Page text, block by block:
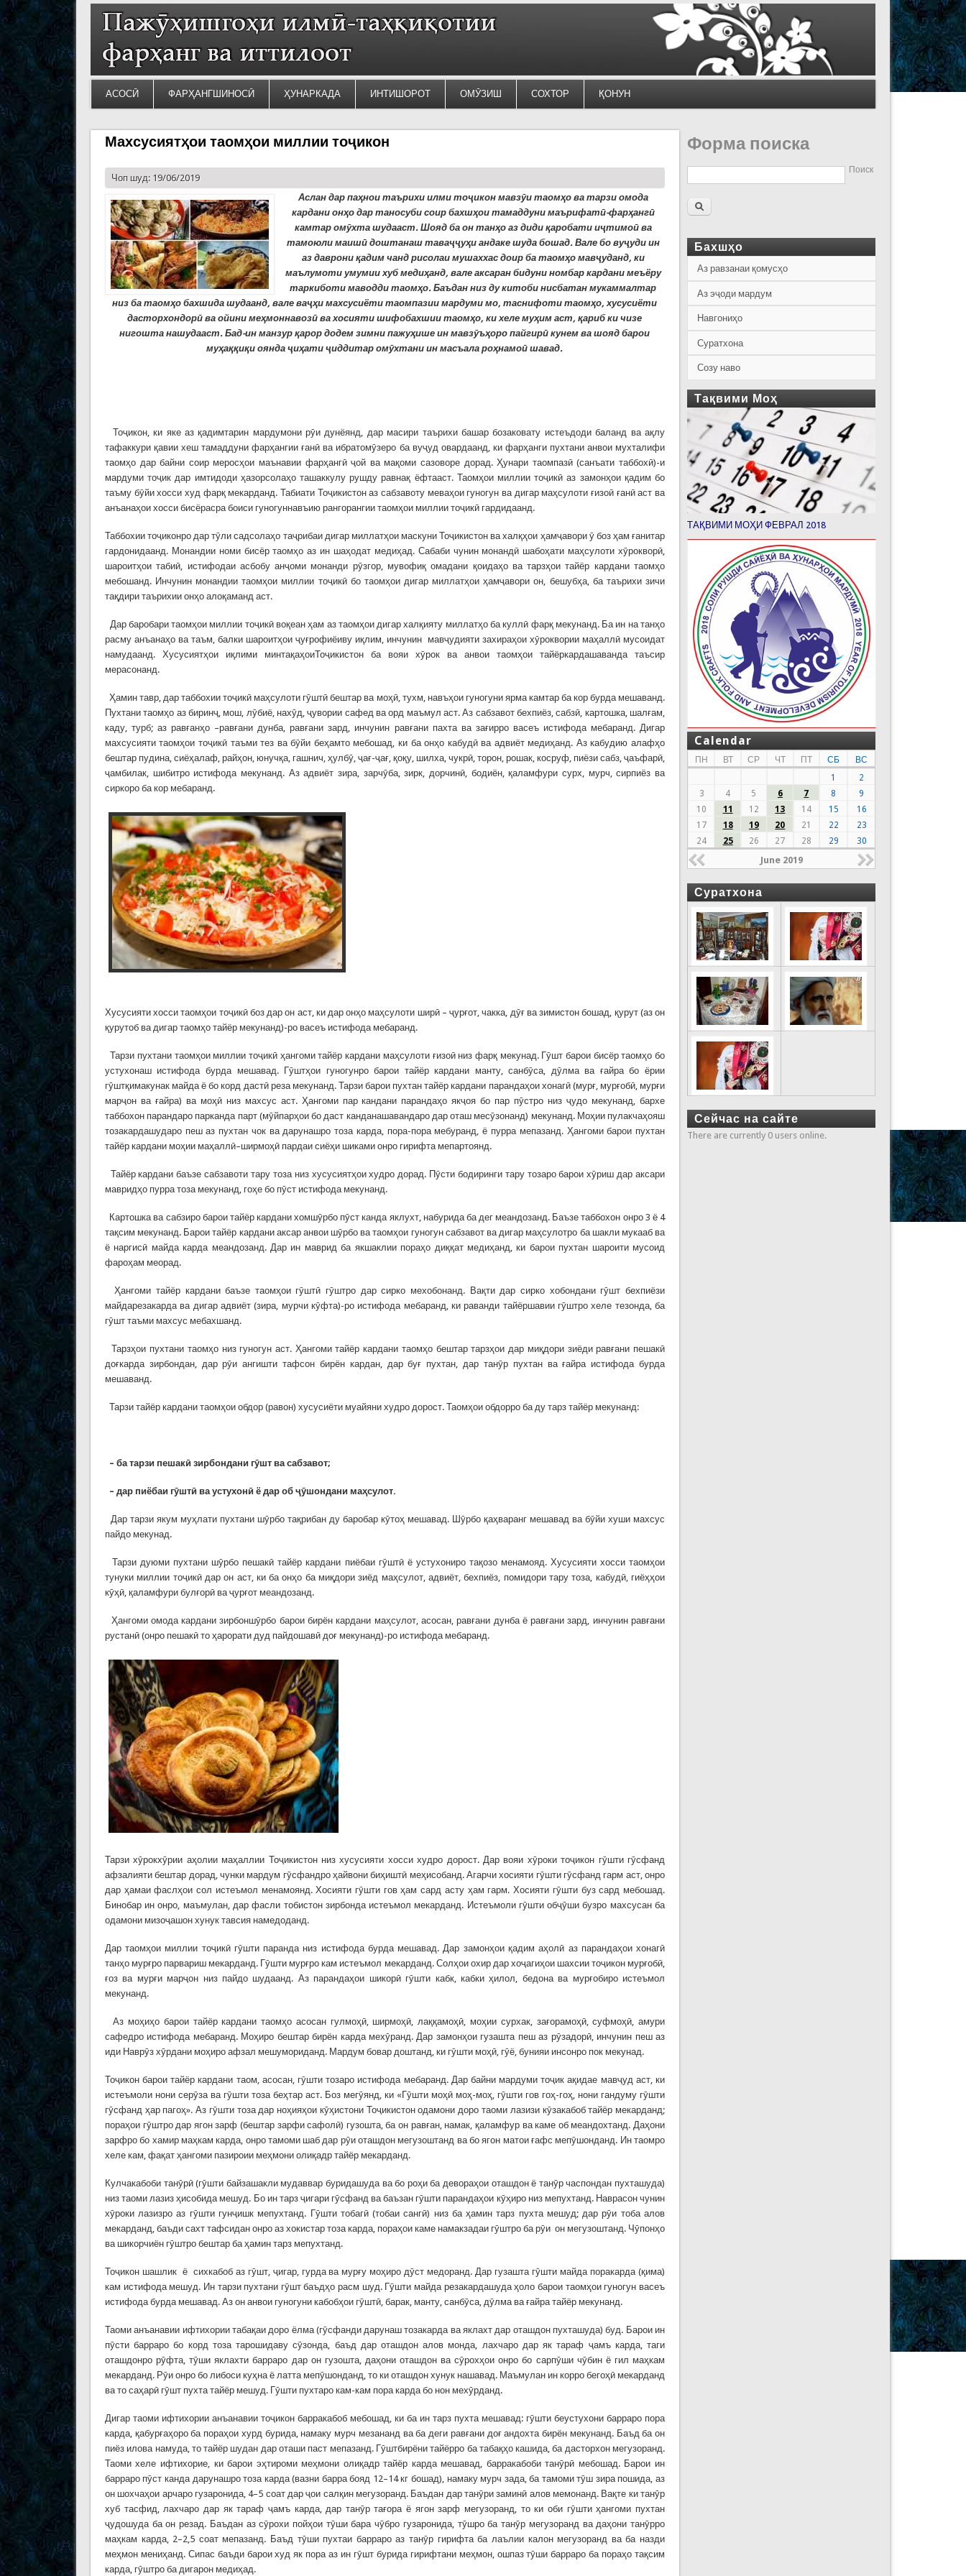
АСОСӢ ФАРҲАНГШИНОСӢ ҲУНАРКАДА ИНТИШОРОТ ОМӮЗИШ СОХТОР ҚОНУН
Махсусиятҳои таомҳои миллии тоҷикон
Чоп шуд: 19/06/2019
Аслан дар паҳноитаърихи илми тоҷиконмавзӯитаомҳова тарзи омода
кардани онҳодар таносуби соир бахшҳоитамаддуни маърифатӣ-фарҳангӣ
камтар омӯхташудааст. Шояд ба он танҳоаз диди қаробатииҷтимоӣва
тамоюли маишӣдоштанаш таваҷҷуҳиандаке шуда бошад. Вале бо вуҷудиин
аз даврони қадимчанд рисолаи мушаххас доир ба таомҳомавҷуданд, ки
маълумоти умумии хуб медиҳанд, валеаксаран бидуни номбар кардани меъёру
таркиботи маводди таомҳо. Баъдан низ ду китоби нисбатан мукаммалтар
низ ба таомҳо бахшида шудаанд, вале ваҷҳи махсусиёти таомпазии мардуми мо, таснифоти таомҳо,хусусиёти
дасторхондорӣ ва ойини меҳмоннавозӣ ва хосияти шифобахшии таомҳо,ки хеле муҳим аст, қарибки чизе
нигошта нашудааст. Бад-ин манзур қарор додем зимни пажуҳише ин мавзӯъҳоро пайгирӣ кунем ва шояд барои
муҳаққиқи ояндаҷиҳати ҷиддитар омӯхтани ин масъала роҳнамоӣ шавад.
Тоҷикон, ки яке аз қадимтарин мардумони рӯи дунёянд, дар масири таърихи башар бозаковату истеъдоди баланд ва ақлу
тафаккури қавии хеш тамаддуни фарҳангии ғанӣ ва ибратомӯзеро ба вуҷуд овардаанд, ки фарҳанги пухтани анвои мухталифи
таомҳо дар байни соир меросҳои маънавии фарҳангӣ ҷой ва мақоми сазоворе дорад. Ҳунари таомпазӣ (санъати таббохӣ)-и
мардуми тоҷик дар имтидоди ҳазорсолаҳо ташаккулу рушду равнақ ёфтааст. Таомҳои миллии тоҷикӣ аз замонҳои қадим бо
таъму бӯйи хосси худ фарқ мекарданд. Табиати Тоҷикистон аз сабзавоту меваҳои гуногун ва дигар маҳсулоти ғизоӣ ғанӣ аст ва
анъанаҳои хосси бисёрасра боиси гуногуннавъию рангорангии таомҳои миллии тоҷикӣ гардидаанд.
Таббохии тоҷиконро дар тӯли садсолаҳо таҷрибаи дигар миллатҳои маскуни Тоҷикистон ва халқҳои ҳамҷавори ӯ боз ҳам ғанитар
гардонидаанд. Монандии номи бисёр таомҳо аз ин шаҳодат медиҳад. Сабаби чунин монандӣ шабоҳати маҳсулоти хӯрокворӣ,
шароитҳои табиӣ, истифодаи асбобу анҷоми монанди рӯзгор, мувофиқ омадани қоидаҳо ва тарзҳои тайёр кардани таомҳо
мебошанд. Инчунин монандии таомҳои миллии тоҷикӣ бо таомҳои дигар миллатҳои ҳамҷавори он, бешубҳа, ба таърихи зичи
тақдири таърихии онҳо алоқаманд аст.
Дар баробари таомҳои миллии тоҷикӣ воқеан ҳам аз таомҳои дигар халқияту миллатҳо ба куллӣ фарқ мекунанд. Ба ин на танҳо
расму анъанаҳо ва таъм, балки шароитҳои ҷуғрофиёиву иқлим, инчунин мавҷудияти захираҳои хӯроквории маҳаллӣ мусоидат
намудаанд. Хусусиятҳои иқлими минтақаҳоиТоҷикистон ба вояи хӯрок ва анвои таомҳои тайёркардашаванда таъсир
мерасонанд.
Ҳамин тавр, дар таббохии тоҷикӣ маҳсулоти гӯштӣ бештар ва моҳӣ, тухм, навъҳои гуногуни ярма камтар ба кор бурда мешаванд.
Пухтани таомҳо аз биринҷ, мош, лӯбиё, нахӯд, ҷувории сафед ва орд маъмул аст. Аз сабзавот бехпиёз, сабзӣ, картошка, шалғам,
каду, турб; аз равғанҳо –равғани дунба, равғани зард, инчунин равғани пахта ва зағирро васеъ истифода мебаранд. Дигар
махсусияти таомҳои тоҷикӣ таъми тез ва бӯйи беҳамто мебошад, ки ба онҳо кабудӣ ва адвиёт медиҳанд. Аз кабудию алафҳо
бештар пудина, сиёҳалаф, райҳон, юнучқа, гашнич, ҳулбӯ, ҷағ-ҷағ, қоқу, шилха, чукрӣ, торон, рошак, косруф, пиёзи сабз, ҷаъфарӣ,
ҷамбилак, шибитро истифода мекунанд. Аз адвиёт зира, зарчӯба, зирк, дорчинӣ, бодиён, қаламфури сурх, мурч, сирпиёз ва
сиркоро ба кор мебаранд.
Хусусияти хосси таомҳои тоҷикӣ боз дар он аст, ки дар онҳо маҳсулоти ширӣ – ҷурғот, чакка, дӯғ ва зимистон бошад, қурут (аз он
қурутоб ва дигар таомҳо тайёр мекунанд)-ро васеъ истифода мебаранд.
Тарзи пухтани таомҳои миллии тоҷикӣ ҳангоми тайёр кардани маҳсулоти ғизоӣ низ фарқ мекунад. Гӯшт барои бисёр таомҳо бо
устухонаш истифода бурда мешавад. Гӯштҳои гуногунро барои тайёр кардани манту, санбӯса, дӯлма ва ғайра бо ёрии
гӯштқимакунак майда ё бо корд дастӣ реза мекунанд. Тарзи барои пухтан тайёр кардани парандаҳои хонагӣ (мурғ, мурғобӣ, мурғи
марҷон ва ғайра) ва моҳӣ низ махсус аст. Ҳангоми пар кандани парандаҳо якҷоя бо пар пӯстро низ ҷудо мекунанд, бархе
таббохон парандаро парканда парт (мӯйпарҳои бо даст канданашавандаро дар оташ месӯзонанд) мекунанд. Моҳии пулакчаҳояш
тозакардашударо пеш аз пухтан чок ва дарунашро тоза карда, пора-пора мебуранд, ё пурра мепазанд. Ҳангоми барои пухтан
тайёр кардани моҳии маҳаллӣ–ширмоҳӣ пардаи сиёҳи шиками онро гирифта мепартоянд.
Тайёр кардани баъзе сабзавоти тару тоза низ хусусиятҳои худро дорад. Пӯсти бодиринги тару тозаро барои хӯриш дар аксари
мавридҳо пурра тоза мекунанд, гоҳе бо пӯст истифода мекунанд.
Картошка ва сабзиро барои тайёр кардани хомшӯрбо пӯст канда яклухт, набурида ба дег меандозанд. Баъзе таббохон онро 3 ё 4
тақсим мекунанд. Барои тайёр кардани аксар анвои шӯрбо ва таомҳои гуногун сабзавот ва дигар маҳсулотро ба шакли мукааб ва
ё наргисӣ майда карда меандозанд. Дар ин маврид ба якшаклии пораҳо диққат медиҳанд, ки барои пухтан шароити мусоид
фароҳам меорад.
Ҳангоми тайёр кардани баъзе таомҳои гӯштӣ гӯштро дар сирко мехобонанд. Вақти дар сирко хобондани гӯшт бехпиёзи
майдарезакарда ва дигар адвиёт (зира, мурчи кӯфта)-ро истифода мебаранд, ки раванди тайёршавии гӯштро хеле тезонда, ба
гӯшт таъми махсус мебахшанд.
Тарзҳои пухтани таомҳо низ гуногун аст. Ҳангоми тайёр кардани таомҳо бештар тарзҳои дар миқдори зиёди равғани пешакӣ
доғкарда зирбондан, дар рӯи ангишти тафсон бирён кардан, дар буғ пухтан, дар танӯр пухтан ва ғайра истифода бурда
мешаванд.
Тарзи тайёр кардани таомҳои обдор (равон) хусусиёти муайяни худро дорост. Таомҳои обдорро ба ду тарз тайёр мекунанд:
– ба тарзи пешакӣ зирбондани гӯшт ва сабзавот;
– дар пиёбаи гӯштӣ ва устухонӣ ё дар об ҷӯшондани маҳсулот.
Дар тарзи якум муҳлати пухтани шӯрбо тақрибан ду баробар кӯтоҳ мешавад. Шӯрбо қаҳваранг мешавад ва бӯйи хуши махсус
пайдо мекунад.
Тарзи дуюми пухтани шӯрбо пешакӣ тайёр кардани пиёбаи гӯштӣ ё устухониро тақозо менамояд. Хусусияти хосси таомҳои
тунуки миллии тоҷикӣ дар он аст, ки ба онҳо ба миқдори зиёд маҳсулот, адвиёт, бехпиёз, помидори тару тоза, кабудӣ, гиёҳҳои
кӯҳӣ, қаламфури булғорӣ ва ҷурғот меандозанд.
Ҳангоми омода кардани зирбоншӯрбо барои бирён кардани маҳсулот, асосан, равғани дунба ё равғани зард, инчунин равғани
рустанӣ (онро пешакӣ то ҳарорати дуд пайдошавӣ доғ мекунанд)-ро истифода мебаранд.
Тарзи хӯрокхӯрии аҳолии маҳаллии Тоҷикистон низ хусусияти хосси худро дорост. Дар вояи хӯроки тоҷикон гӯшти гӯсфанд
афзалияти бештар дорад, чунки мардум гӯсфандро ҳайвони биҳиштӣ меҳисобанд. Агарчи хосияти гӯшти гӯсфанд гарм аст, онро
дар ҳамаи фаслҳои сол истеъмол менамоянд. Хосияти гӯшти гов ҳам сард асту ҳам гарм. Хосияти гӯшти буз сард мебошад.
Бинобар ин онро, маъмулан, дар фасли тобистон зирбонда истеъмол мекарданд. Истеъмоли гӯшти обҷӯши бузро махсусан ба
одамони мизоҷашон хунук тавсия намедоданд.
Дар таомҳои миллии тоҷикӣ гӯшти паранда низ истифода бурда мешавад. Дар замонҳои қадим аҳолӣ аз парандаҳои хонагӣ
танҳо мурғро парвариш мекарданд. Гӯшти мурғро кам истеъмол мекарданд. Солҳои охир дар хоҷагиҳои шахсии тоҷикон мурғобӣ,
ғоз ва мурғи марҷон низ пайдо шудаанд. Аз парандаҳои шикорӣ гӯшти кабк, кабки ҳилол, бедона ва мурғобиро истеъмол
мекунанд.
Аз моҳиҳо барои тайёр кардани таомҳо асосан гулмоҳӣ, ширмоҳӣ, лаққамоҳӣ, моҳии сурхак, зағорамоҳӣ, суфмоҳӣ, амури
сафедро истифода мебаранд. Моҳиро бештар бирён карда мехӯранд. Дар замонҳои гузашта пеш аз рӯзадорӣ, инчунин пеш аз
иди Наврӯз хӯрдани моҳиро афзал мешумориданд. Мардум бовар доштанд, ки гӯшти моҳӣ, гӯё, бунияи инсонро пок мекунад.
Тоҷикон барои тайёр кардани таом, асосан, гӯшти тозаро истифода мебаранд. Дар байни мардуми тоҷик ақидае мавҷуд аст, ки
истеъмоли нони серӯза ва гӯшти тоза беҳтар аст. Боз мегӯянд, ки «Гӯшти моҳӣ моҳ-моҳ, гӯшти гов гоҳ-гоҳ, нони гандуму гӯшти
гӯсфанд ҳар пагоҳ». Аз гӯшти тоза дар ноҳияҳои кӯҳистони Тоҷикистон одамони доро таоми лазизи кӯзакабоб тайёр мекарданд;
пораҳои гӯштро дар ягон зарф (бештар зарфи сафолӣ) гузошта, ба он равған, намак, қаламфур ва каме об меандохтанд. Даҳони
зарфро бо хамир маҳкам карда, онро тамоми шаб дар рӯи оташдон мегузоштанд ва бо ягон матои ғафс мепӯшонданд. Ин таомро
хеле кам, фақат ҳангоми пазироии меҳмони олиқадр тайёр мекарданд.
Кулчакабоби танӯрӣ (гӯшти байзашакли мудаввар буридашуда ва бо роҳи ба девораҳои оташдон ё танӯр часпондан пухташуда)
низ таоми лазиз ҳисобида мешуд. Бо ин тарз ҷигари гӯсфанд ва баъзан гӯшти парандаҳои кӯҳиро низ мепухтанд. Наврасон чунин
хӯроки лазизро аз гӯшти гунҷишк мепухтанд. Гӯшти тобагӣ (тобаи сангӣ) низ ба ҳамин тарз пухта мешуд; дар рӯи тоба алов
мекарданд, баъди сахт тафсидан онро аз хокистар тоза карда, пораҳои каме намакзадаи гӯштро ба рӯи он мегузоштанд. Чӯпонҳо
ва шикорчиён гӯштро бештар ба ҳамин тарз мепухтанд.
Тоҷикон шашлик ё сихкабоб аз гӯшт, ҷигар, гурда ва мурғу моҳиро дӯст медоранд. Дар гузашта гӯшти майда поракарда (қима)
кам истифода мешуд. Ин тарзи пухтани гӯшт баъдҳо расм шуд. Гӯшти майда резакардашуда ҳоло барои таомҳои гуногун васеъ
истифода бурда мешавад. Аз он анвои гуногуни кабобҳои гӯштӣ, барак, манту, санбӯса, дӯлма ва ғайра тайёр мекунанд.
Таоми анъанавии ифтихории табақаи доро ёлма (гӯсфанди дарунаш тозакарда ва яклахт дар оташдон пухташуда) буд. Барои ин
пӯсти барраро бо корд тоза тарошидаву сӯзонда, баъд дар оташдон алов монда, лахчаро дар як тараф ҷамъ карда, таги
оташдонро рӯфта, тӯши яклахти барраро дар он гузошта, даҳони оташдон ва сӯрохҳои онро бо сарпӯши чӯбин ё гил маҳкам
мекарданд. Рӯи онро бо либоси куҳна ё латта мепӯшонданд, то ки оташдон хунук нашавад. Маъмулан ин корро бегоҳӣ мекарданд
ва то саҳарӣ гӯшт пухта тайёр мешуд. Гӯшти пухтаро кам-кам пора карда бо нон мехӯрданд.
Дигар таоми ифтихории анъанавии тоҷикон барракабоб мебошад, ки ба ин тарз пухта мешавад: гӯшти беустухони барраро пора
карда, қабурғаҳоро ба пораҳои хурд бурида, намаку мурч мезананд ва ба деги равғани доғ андохта бирён мекунанд. Баъд ба он
пиёз илова намуда, то тайёр шудан дар оташи паст мепазанд. Гӯштбирёни тайёрро ба табақҳо кашида, ба дасторхон мегузоранд.
Таоми хеле ифтихорие, ки барои эҳтироми меҳмони олиқадр тайёр карда мешавад, барракабоби танӯрӣ мебошад. Барои ин
барраро пӯст канда дарунашро тоза карда (вазни барра бояд 12–14 кг бошад), намаку мурч зада, ба тамоми тӯш зира пошида, аз
он шохчаҳои арчаро гузаронида, 4–5 соат дар ҷои салқин мегузоранд. Баъдан дар танӯри заминӣ алов мемонанд. Вақте ки танӯр
хуб тасфид, лахчаро дар як тараф ҷамъ карда, дар танӯр тағора ё ягон зарф мегузоранд, то ки оби гӯшти ҳангоми пухтан
ҷудошуда ба он резад. Баъдан аз сӯрохи пойҳои тӯши бара чӯбро гузаронида, тӯшро ба танӯр мегузоранд ва даҳони танӯрро
маҳкам карда, 2–2,5 соат мепазанд. Баъд тӯши пухтаи барраро аз танӯр гирифта ба лаълии калон мегузоранд ва ба назди
меҳмон мениҳанд. Сипас баъди барои худ як пора аз ин гӯшт бурида гирифтани меҳмон, ошпаз тӯши барраро ба пораҳо тақсим
карда, гӯштро ба дигарон медиҳад.
Форма поиска
Поиск
Бахшҳо
Аз равзанаи қомусҳо
Аз эҷоди мардум
Навгониҳо
Суратхона
Созу наво
Тақвими Моҳ
ТАҚВИМИ МОҲИ ФЕВРАЛ 2018
Calendar
ПН ВТ СР ЧТ ПТ СБ
ВС
1
2
3
4 5 6 7 8
9
10
11 12 13 14 15
16
17
18 19 20 21 22
23
24
25 26 27 28 29 30
June 2019
Суратхона
Сейчас на сайте
There are currently 0 users online.